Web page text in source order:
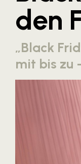
Blaguss
Cineplexx
Controller
Designer
den
„Black
mit bis zu